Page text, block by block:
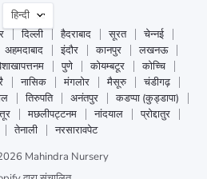
भाषा
हिन्दी
दिल्ली हैदराबाद सूरत
चेन्नई
अहमदाबाद इंदौर कानपुर
लखनऊ
पुणे कोयम्बटूर
कोच्चि
नासिक मंगलोर मैसूरु
चंडीगढ़
तिरुपति अनंतपुर
कडप्पा (कुड्डापा)
मछलीपट्टनम नांदयाल
प्रोद्दातुर
तेनाली
नरसारावपेट
2026 Mahindra Nursery